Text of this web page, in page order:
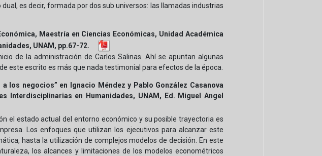
es decir, formada por dos sub universos: las llamadas industrias
Maestría en Ciencias Económicas, Unidad Académica
UNAM, pp.67-72.
de la administración de Carlos Salinas. Ahí se apuntan algunas
este escrito es más que nada testimonial para efectos de la época.
los negocios” en Ignacio Méndez y Pablo González Casanova
Interdisciplinarias en Humanidades, UNAM, Ed. Miguel Angel
el estado actual del entorno económico y su posible trayectoria es
Los enfoques que utilizan los ejecutivos para alcanzar este
hasta la utilización de complejos modelos de decisión. En este
los alcances y limitaciones de los modelos econométricos